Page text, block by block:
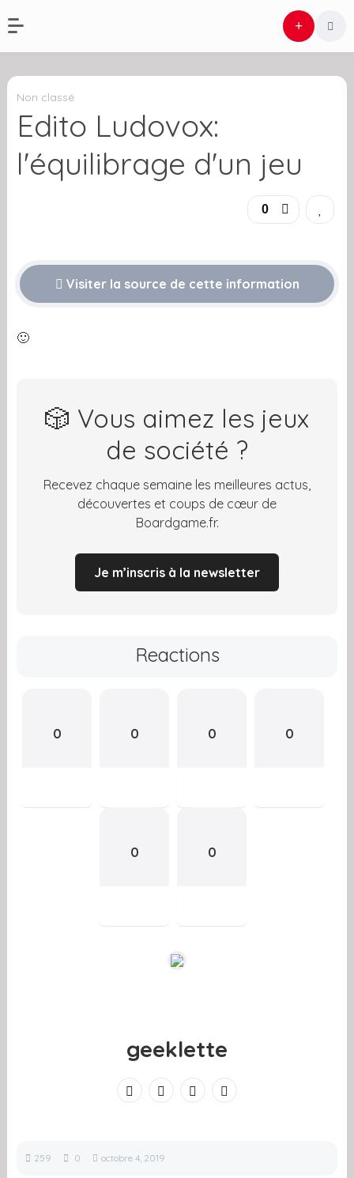
Non classé
Edito Ludovox:
l'équilibrage d'un jeu
0
Visiter la source de cette information
🙂
🎲 Vous aimez les jeux
de société ?
Recevez chaque semaine les meilleures actus,
découvertes et coups de cœur de
Boardgame.fr.
Je m’inscris à la newsletter
Reactions
0 0 0 0
0 0
geeklette
259 0 octobre 4, 2019